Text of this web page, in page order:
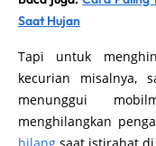
Saat Hujan
Tapi untuk
kecurian misalnya,
menunggui
menghilangkan